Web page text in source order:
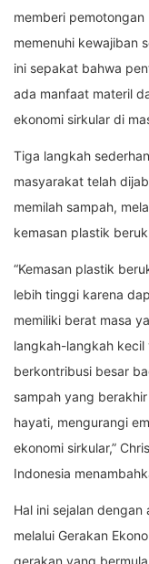
memberi
memenuhi kewajiban
ini sepakat bahwa
ada manfaat materil
ekonomi sirkular di
Tiga langkah
masyarakat telah
memilah sampah,
kemasan plastik
“Kemasan plastik
lebih tinggi karena
memiliki berat masa
langkah-langkah
berkontribusi besar
sampah yang
hayati, mengurangi
ekonomi sirkular,”
Indonesia
Hal ini sejalan
melalui Gerakan
gerakan yang